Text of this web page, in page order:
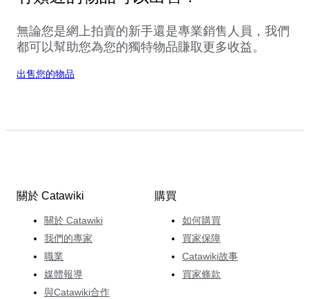
無論您是網上拍賣的新手還是專業銷售人員，我們
都可以幫助您為您的獨特物品賺取更多收益。
出售您的物品
關於 Catawiki
關於 Catawiki
我們的專家
職業
媒體報導
與Catawiki合作
購買
如何購買
買家保障
Catawiki故事
買家條款